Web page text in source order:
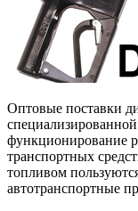
Оптовые поставки
функционирование
транспортных
топливом
автотранспортные